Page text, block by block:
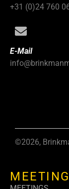
+31 (0)24 760
E-Mail
©2026,